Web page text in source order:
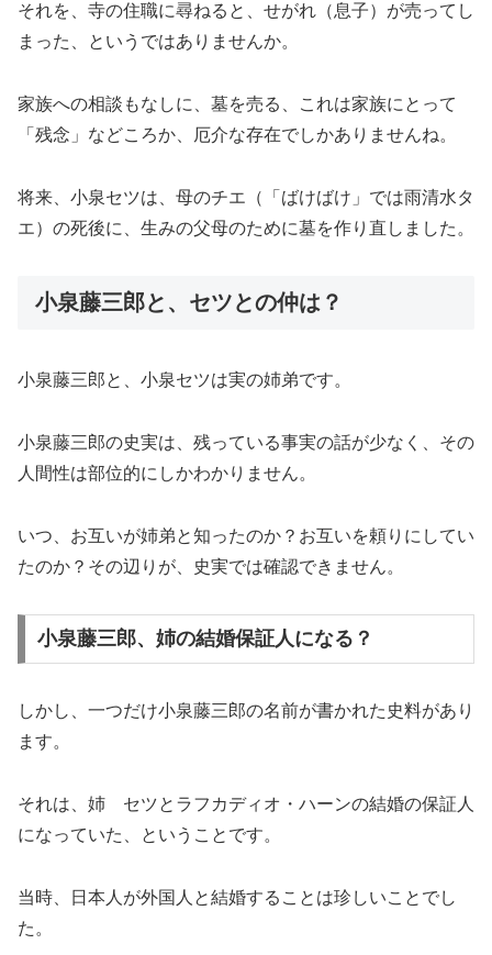
それを、寺の住職に尋ねると、せがれ（息子）が売ってし
まった、というではありませんか。
家族への相談もなしに、墓を売る、これは家族にとって
「残念」などころか、厄介な存在でしかありませんね。
将来、小泉セツは、母のチエ（「ばけばけ」では雨清水タ
エ）の死後に、生みの父母のために墓を作り直しました。
小泉藤三郎と、セツとの仲は？
小泉藤三郎と、小泉セツは実の姉弟です。
小泉藤三郎の史実は、残っている事実の話が少なく、その
人間性は部位的にしかわかりません。
いつ、お互いが姉弟と知ったのか？お互いを頼りにしてい
たのか？その辺りが、史実では確認できません。
小泉藤三郎、姉の結婚保証人になる？
しかし、一つだけ小泉藤三郎の名前が書かれた史料があり
ます。
それは、姉 セツとラフカディオ・ハーンの結婚の保証人
になっていた、ということです。
当時、日本人が外国人と結婚することは珍しいことでし
た。